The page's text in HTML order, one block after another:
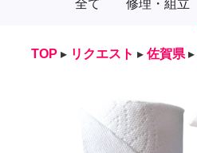
全て 修理・組立
TOP ▸ リクエスト ▸ 佐賀県 ▸